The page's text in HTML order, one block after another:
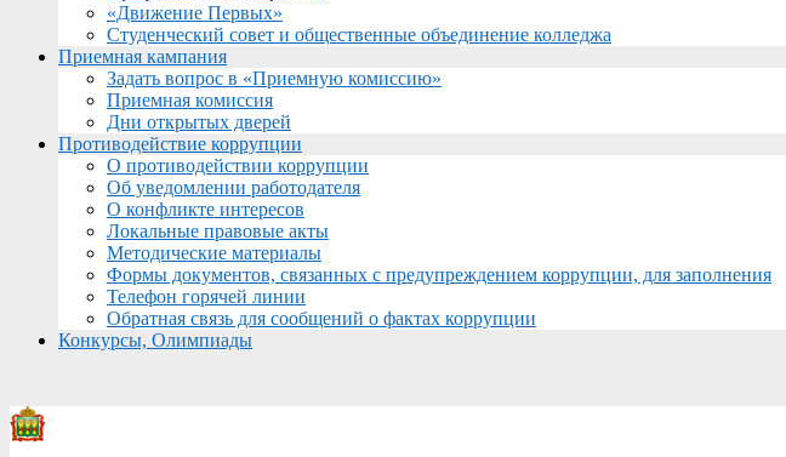
«Движение Первых»
Студенческий совет и общественные объединение колледжа
Приемная кампания
Задать вопрос в «Приемную комиссию»
Приемная комиссия
Дни открытых дверей
Противодействие коррупции
О противодействии коррупции
Об уведомлении работодателя
О конфликте интересов
Локальные правовые акты
Методические материалы
Формы документов, связанных с предупреждением коррупции, для заполнения
Телефон горячей линии
Обратная связь для сообщений о фактах коррупции
Конкурсы, Олимпиады